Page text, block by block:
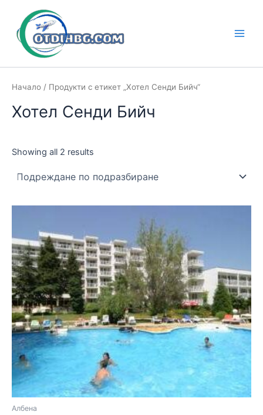
content
Начало / Продукти с етикет „Хотел Сенди Бийч“
Хотел Сенди Бийч
Showing all 2 results
Албена